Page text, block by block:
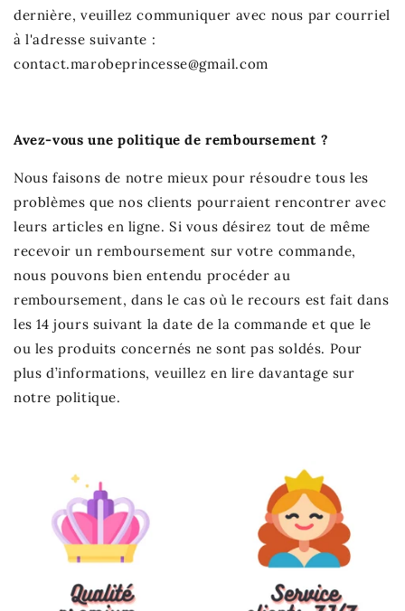
dernière, veuillez communiquer avec nous par courriel
à l'adresse suivante :
contact.marobeprincesse@gmail.com
Avez-vous une politique de remboursement ?
Nous faisons de notre mieux pour résoudre tous les
problèmes que nos clients pourraient rencontrer avec
leurs articles en ligne. Si vous désirez tout de même
recevoir un remboursement sur votre commande,
nous pouvons bien entendu procéder au
remboursement, dans le cas où le recours est fait dans
les 14 jours suivant la date de la commande et que le
ou les produits concernés ne sont pas soldés. Pour
plus d’informations, veuillez en lire davantage sur
notre politique.